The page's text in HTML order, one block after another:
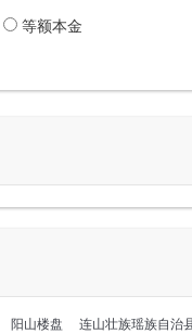
等额本金
阳山楼盘 连山壮族瑶族自治